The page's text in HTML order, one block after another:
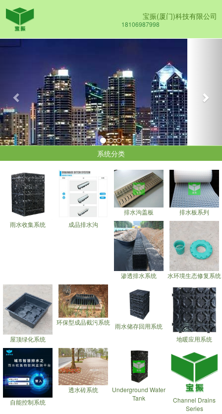
宝振(厦门)科技有限公司
18106987998
Previous
系统分类
雨水收集系统 成品排水沟
排水沟盖板 排水板系列
渗透排水系统 水环境生态修复系统
屋顶绿化系统
环保型成品截污系统 雨水储存回用系统
地暖应用系统
自能控制系统
透水砖系统
Underground Water
Tank
Channel Drains
Series